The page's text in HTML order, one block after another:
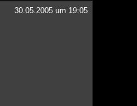
30.05.2005 um 19:05